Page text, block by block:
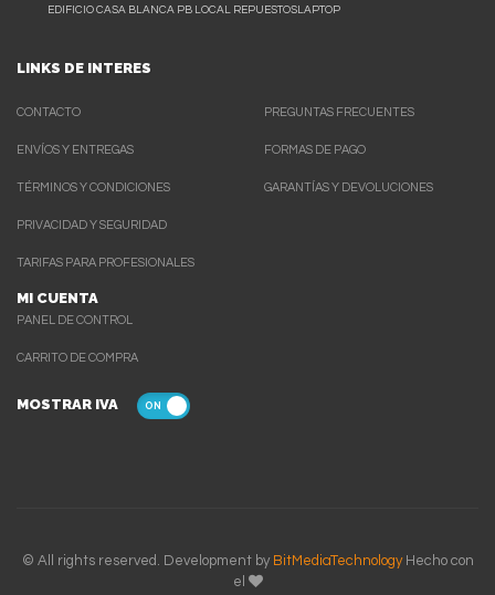
EDIFICIO CASA BLANCA PB LOCAL REPUESTOSLAPTOP
LINKS DE INTERES
CONTACTO
ENVÍOS Y ENTREGAS
TÉRMINOS Y CONDICIONES
PRIVACIDAD Y SEGURIDAD
TARIFAS PARA PROFESIONALES
MI CUENTA
PANEL DE CONTROL
CARRITO DE COMPRA
PREGUNTAS FRECUENTES
FORMAS DE PAGO
GARANTÍAS Y DEVOLUCIONES
MOSTRAR IVA
© All rights reserved. Development by BitMediaTechnologyHecho con
el